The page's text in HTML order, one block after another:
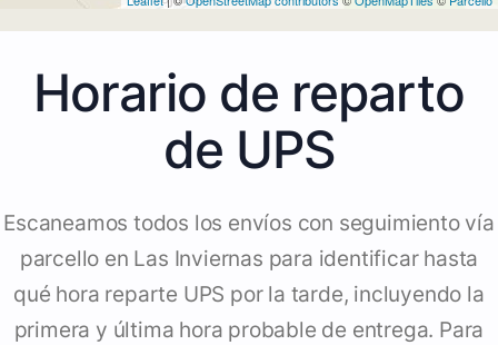
Horario de reparto
de UPS
Escaneamos todos los envíos con seguimiento vía
parcello en Las Inviernas para identificar hasta
qué hora reparte UPS por la tarde, incluyendo la
primera y última hora probable de entrega. Para